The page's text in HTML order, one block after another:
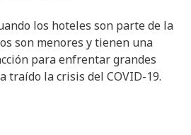
los hoteles son parte de la
son menores y tienen una
para enfrentar grandes
traído la crisis del COVID-19.